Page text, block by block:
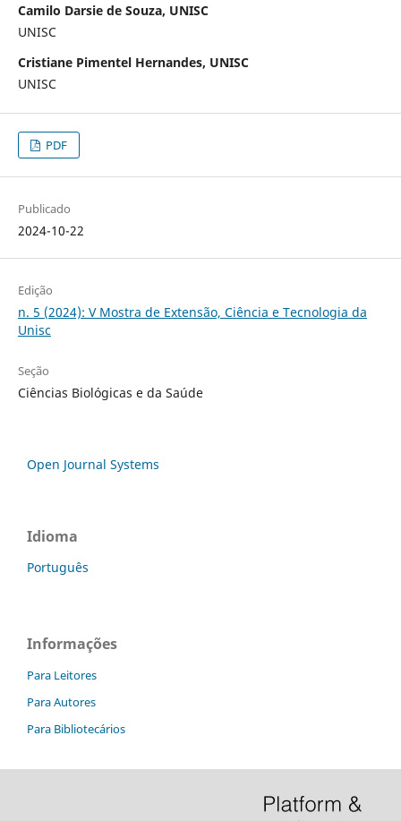
Camilo Darsie de Souza, UNISC
UNISC
Cristiane Pimentel Hernandes, UNISC
UNISC
PDF
Publicado
2024-10-22
Edição
n. 5 (2024): V Mostra de Extensão, Ciência e Tecnologia da
Unisc
Seção
Ciências Biológicas e da Saúde
Open Journal Systems
Idioma
Português
Informações
Para Leitores
Para Autores
Para Bibliotecários